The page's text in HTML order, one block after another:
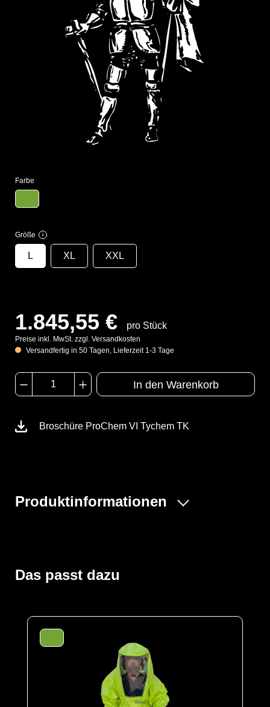
Farbe
Größe i
L XL XXL
1.845,55 € pro Stück
Preise inkl. MwSt. zzgl. Versandkosten
Versandfertig in 50 Tagen, Lieferzeit 1-3 Tage
In den Warenkorb
Broschüre ProChem VI Tychem TK
Produktinformationen
deutlich als Trainingsanzug gekennzeichnet, um
Verwechslungen in Notfällen zu verhindern.
Gasdichten Gegenstück - dem ProChem VI TK
Einsatzanzuges auf und sind für eine mehrfache
Dieses Modell hat einen festverarbeiteten
Sicherheitsstiefel und gasdichte Reißverschlüsse, um
die Realität in Übungen zu simulieren.
Das passt dazu